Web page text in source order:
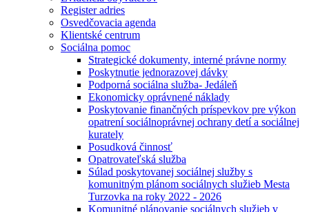
Register adries
Osvedčovacia agenda
Klientské centrum
Sociálna pomoc
Strategické dokumenty, interné právne normy
Poskytnutie jednorazovej dávky
Podporná sociálna služba- Jedáleň
Ekonomicky oprávnené náklady
Poskytovanie finančných príspevkov pre výkon
opatrení sociálnoprávnej ochrany detí a sociálnej
kurately
Posudková činnosť
Opatrovateľská služba
Súlad poskytovanej sociálnej služby s
komunitným plánom sociálnych služieb Mesta
Turzovka na roky 2022 - 2026
Komunitné plánovanie sociálnych služieb v